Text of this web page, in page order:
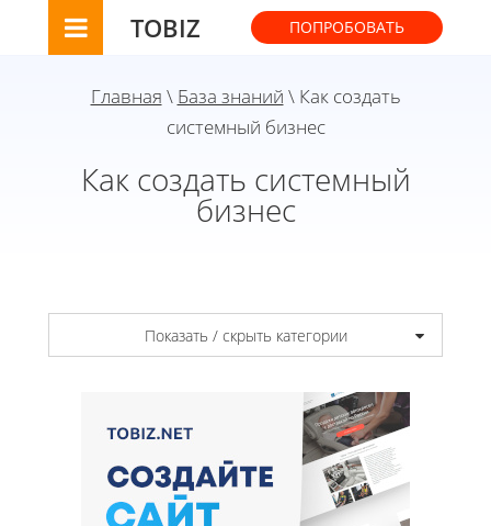
TOBIZ ПОПРОБОВАТЬ
Главная \ База знаний \ Как создать
системный бизнес
Как создать системный
бизнес
Показать / скрыть категории